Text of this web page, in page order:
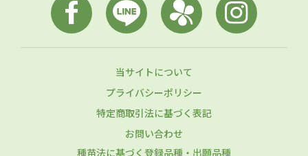
当サイトについて
プライバシーポリシー
特定商取引法に基づく表記
お問い合わせ
種苗法に基づく登録品種・出願品種